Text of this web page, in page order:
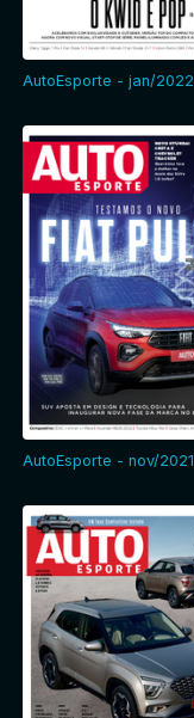
AutoEsporte - jan/2022
AutoEsporte - nov/2021